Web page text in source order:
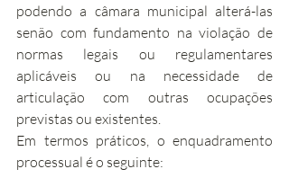
podendo a câmara municipal alterá-las
senão com fundamento na violação de
normas legais ou regulamentares
aplicáveis ou na necessidade de
articulação com outras ocupações
previstas ou existentes.
Em termos práticos, o enquadramento
processual é o seguinte: